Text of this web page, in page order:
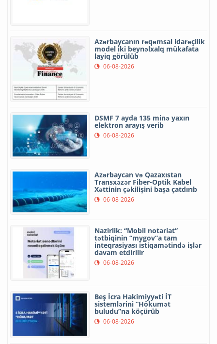
Azərbaycanın rəqəmsal idarəçilik
model iki beynəlxalq mükafata
layiq görülüb
06-08-2026
DSMF 7 ayda 135 minə yaxın
elektron arayış verib
06-08-2026
Azərbaycan və Qazaxıstan
Transxəzər Fiber-Optik Kabel
Xəttinin çəkilişini başa çatdırıb
06-08-2026
Nazirlik: “Mobil notariat”
tətbiqinin “mygov”a tam
inteqrasiyası istiqamətində işlər
davam etdirilir
06-08-2026
Beş İcra Hakimiyyəti İT
sistemlərini “Hökumət
buludu”na köçürüb
06-08-2026